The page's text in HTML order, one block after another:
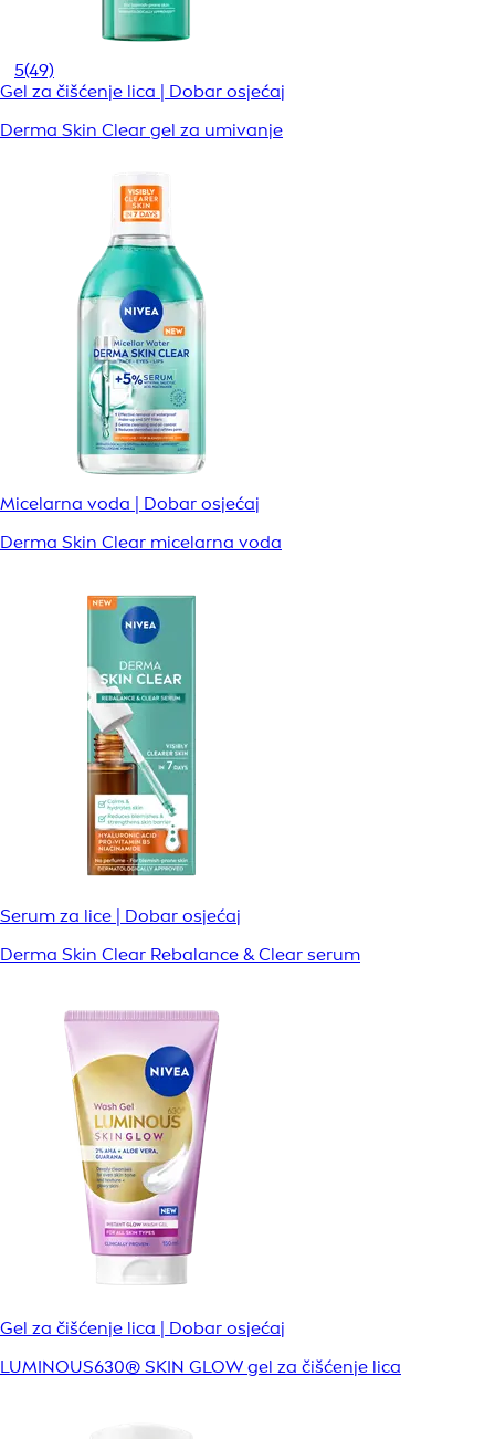
5(49)
Gel za čišćenje lica | Dobar osjećaj
Derma Skin Clear gel za umivanje
Micelarna voda | Dobar osjećaj
Derma Skin Clear micelarna voda
Serum za lice | Dobar osjećaj
Derma Skin Clear Rebalance & Clear serum
Gel za čišćenje lica | Dobar osjećaj
LUMINOUS630® SKIN GLOW gel za čišćenje lica